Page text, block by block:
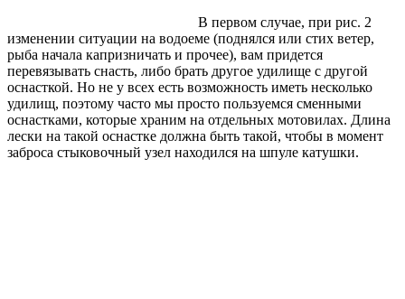
В первом случае, при рис. 2
изменении ситуации на водоеме (поднялся или стих ветер,
рыба начала капризничать и прочее), вам придется
перевязывать снасть, либо брать другое удилище с другой
оснасткой. Но не у всех есть возможность иметь несколько
удилищ, поэтому часто мы просто пользуемся сменными
оснастками, которые храним на отдельных мотовилах. Длина
лески на такой оснастке должна быть такой, чтобы в момент
заброса стыковочный узел находился на шпуле катушки.